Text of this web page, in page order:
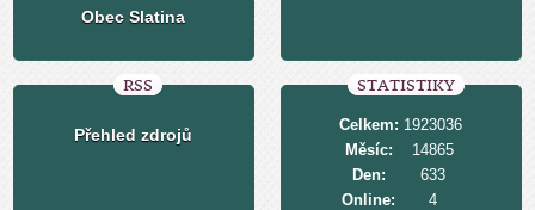
Obec Slatina
RSS
Přehled zdrojů
STATISTIKY
Online: 4
Celkem: 1923036
Měsíc:
14865
Den:
633